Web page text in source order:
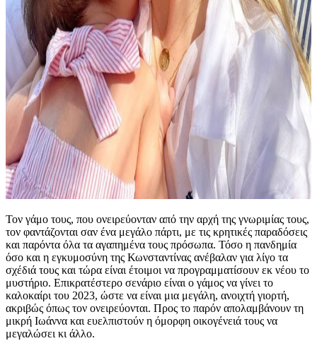
Τον γάμο τους, που ονειρεύονταν από την αρχή της γνωριμίας τους,
τον φαντάζονται σαν ένα μεγάλο πάρτι, με τις κρητικές παραδόσεις
και παρόντα όλα τα αγαπημένα τους πρόσωπα. Τόσο η πανδημία
όσο και η εγκυμοσύνη της Κωνσταντίνας ανέβαλαν για λίγο τα
σχέδιά τους και τώρα είναι έτοιμοι να προγραμματίσουν εκ νέου το
μυστήριο. Επικρατέστερο σενάριο είναι ο γάμος να γίνει το
καλοκαίρι του 2023, ώστε να είναι μια μεγάλη, ανοιχτή γιορτή,
ακριβώς όπως τον ονειρεύονται. Προς το παρόν απολαμβάνουν τη
μικρή Ιωάννα και ευελπιστούν η όμορφη οικογένειά τους να
μεγαλώσει κι άλλο.